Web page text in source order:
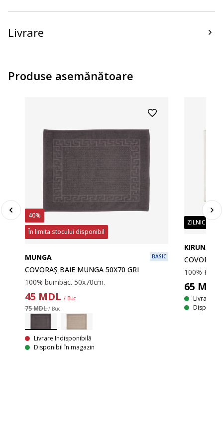
Livrare
Produse asemănătoare
40%
În limita stocului disponibil
MUNGA BASIC
COVORAȘ BAIE MUNGA 50X70 GRI
100% bumbac. 50x70cm.
45 MDL / Buc
75 MDL/ Buc
Livrare Indisponibilă
Disponibil în magazin
ZILNIC PREȚ
KIRUNA
COVORAȘ
65 MDL
Livrare
Disponibil